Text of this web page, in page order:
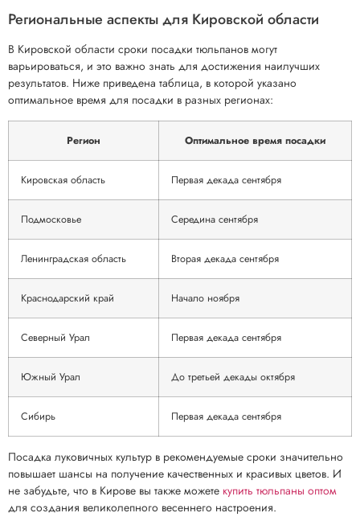
Региональные аспекты для Кировской области
В Кировской области сроки посадки тюльпанов могут
варьироваться, и это важно знать для достижения наилучших
результатов. Ниже приведена таблица, в которой указано
оптимальное время для посадки в разных регионах:
Регион Оптимальное время посадки
Кировская область Первая декада сентября
Подмосковье Середина сентября
Ленинградская область Вторая декада сентября
Краснодарский край Начало ноября
Северный Урал Первая декада сентября
Южный Урал До третьей декады октября
Сибирь Первая декада сентября
Посадка луковичных культур в рекомендуемые сроки значительно
повышает шансы на получение качественных и красивых цветов. И
не забудьте, что в Кирове вы также можете купить тюльпаны оптом
для создания великолепного весеннего настроения.